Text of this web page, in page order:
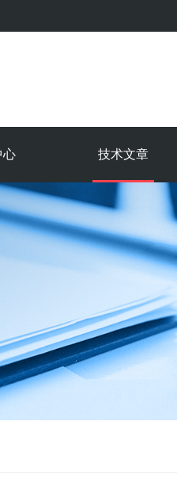
心 技术文章